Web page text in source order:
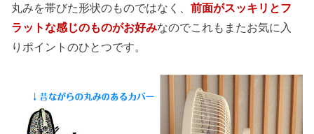
丸みを帯びた形状のものではなく、前面がスッキリとフ
ラットな感じのものがお好みなのでこれもまたお気に入
りポイントのひとつです。